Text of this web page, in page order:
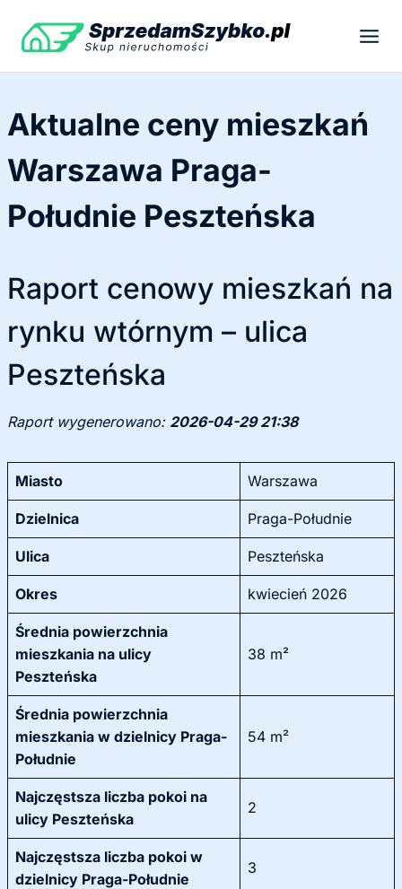
treści
Aktualne ceny mieszkań
Warszawa Praga-
Południe Peszteńska
Raport cenowy mieszkań na
rynku wtórnym – ulica
Peszteńska
Raport wygenerowano: 2026-04-29 21:38
Miasto Warszawa
Dzielnica Praga-Południe
Ulica Peszteńska
Okres kwiecień 2026
Średnia powierzchnia
mieszkania na ulicy
Peszteńska
38 m²
Średnia powierzchnia
mieszkania w dzielnicy Praga-
Południe
54 m²
Najczęstsza liczba pokoi na
ulicy Peszteńska
2
Najczęstsza liczba pokoi w
dzielnicy Praga-Południe
3